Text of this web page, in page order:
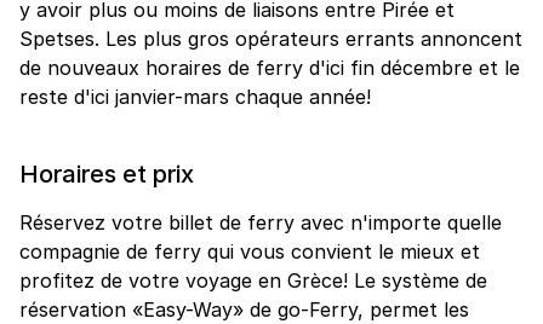
y avoir plus ou moins de liaisons entre Pirée et
Spetses. Les plus gros opérateurs errants annoncent
de nouveaux horaires de ferry d'ici fin décembre et le
reste d'ici janvier-mars chaque année!
Horaires et prix
Réservez votre billet de ferry avec n'importe quelle
compagnie de ferry qui vous convient le mieux et
profitez de votre voyage en Grèce! Le système de
réservation «Easy-Way» de go-Ferry, permet les